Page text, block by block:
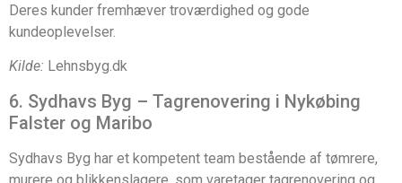
Deres kunder fremhæver troværdighed og gode
kundeoplevelser.
Kilde: Lehnsbyg.dk
6. Sydhavs Byg – Tagrenovering i Nykøbing
Falster og Maribo
Sydhavs Byg har et kompetent team bestående af tømrere,
murere og blikkenslagere, som varetager tagrenovering og